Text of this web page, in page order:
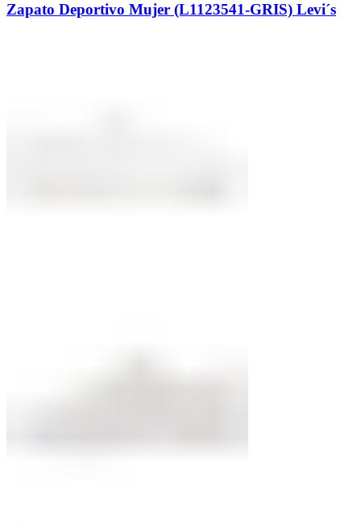
Zapato Deportivo Mujer (L1123541-GRIS) Levi´s